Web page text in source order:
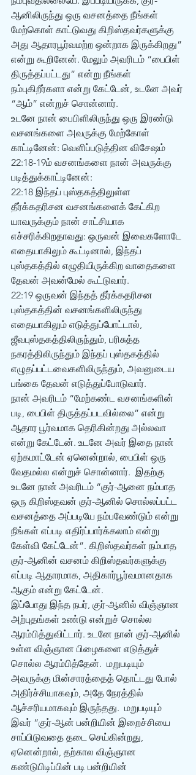
ஆனிலிருந்து ஒரு வசனத்தை நீங்கள்
மேற்கொள் காட்டுவது கிறிஸ்தவர்களுக்கு
அது ஆதாரபூர்வமற்ற ஒன்றாக இருக்கிறது”
என்று கூறினேன். மேலும் அவரிடம் “பைபிள்
திருத்தப்பட்டது” என்று நீங்கள்
நம்புகிறீர்களா என்று கேட்டேன், உடனே அவர்
“ஆம்” என்றுச் சொன்னார்.
உடனே நான் பைபிளிலிருந்து ஒரு இரண்டு
வசனங்களை அவருக்கு மேற்கோள்
காட்டினேன்: வெளிப்படுத்தின விசேஷம்
22:18-19ம் வசனங்களை நான் அவருக்கு
படித்துக்காட்டினேன்:
22:18 இந்தப் புஸ்தகத்திலுள்ள
தீர்க்கதரிசன வசனங்களைக் கேட்கிற
யாவருக்கும் நான் சாட்சியாக
எச்சரிக்கிறதாவது: ஒருவன் இவைகளோடே
எதையாகிலும் கூட்டினால், இந்தப்
புஸ்தகத்தில் எழுதியிருக்கிற வாதைகளை
தேவன் அவன்மேல் கூட்டுவார்.
22:19 ஒருவன் இந்தத் தீர்க்கதரிசன
புஸ்தகத்தின் வசனங்களிலிருந்து
எதையாகிலும் எடுத்துப்போட்டால்,
ஜீவபுஸ்தகத்திலிருந்தும், பரிசுத்த
நகரத்திலிருந்தும் இந்தப் புஸ்தகத்தில்
எழுதப்பட்டவைகளிலிருந்தும், அவனுடைய
பங்கை தேவன் எடுத்துப்போடுவார்.
நான் அவரிடம் “மேற்கண்ட வசனங்களின்
படி, பைபிள் திருத்தப்படவில்லை” என்று
ஆதார பூர்வமாக தெரிகின்றது அல்லவா
என்று கேட்டேன். உடனே அவர் இதை நான்
ஏற்கமாட்டேன் ஏனென்றால், பைபிள் ஒரு
வேதமல்ல என்றுச் சொன்னார்.  இதற்கு
உடனே நான் அவரிடம் “குர்-ஆனை நம்பாத
ஒரு கிறிஸ்தவன் குர்-ஆனில் சொல்லப்பட்ட
வசனத்தை அப்படியே நம்பவேண்டும் என்று
நீங்கள் எப்படி எதிர்ப்பார்க்கலாம் என்று
கேள்வி கேட்டேன்”. கிறிஸ்தவர்கள் நம்பாத
குர்-ஆனின் வசனம் கிறிஸ்தவர்களுக்கு
எப்படி ஆதாரமாக, அதிகார்பூர்வமானதாக
ஆகும் என்று கேட்டேன்.
இப்போது இந்த நபர், குர்-ஆனில் விஞ்ஞான
அற்புதங்கள் உண்டு என்றுச் சொல்ல
ஆரம்பித்துவிட்டார். உடனே நான் குர்-ஆனில்
உள்ள விஞ்ஞான பிழைகளை எடுத்துச்
சொல்ல ஆரம்பித்தேன்.  மறுபடியும்
அவருக்கு மின்சாரத்தைத் தொட்டது போல்
அதிர்ச்சியாகவும், அதே நேரத்தில்
ஆச்சரியமாகவும் இருந்தது.  மறுபடியும்
இவர் “குர்-ஆன் பன்றியின் இறைச்சியை
சாப்பிடுவதை தடை செய்கின்றது,
ஏனென்றால், தற்கால விஞ்ஞான
கண்டுபிடிப்பின் படி பன்றியின்